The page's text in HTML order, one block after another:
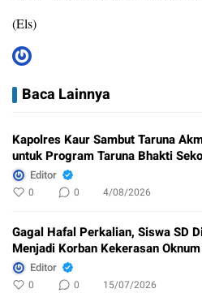
(Els)
Baca Lainnya
Kapolres Kaur Sambut Taruna
untuk Program Taruna Bhakti
Editor
0 0 4/08/2026
Gagal Hafal Perkalian, Siswa SD
Menjadi Korban Kekerasan
Editor
0 0 15/07/2026